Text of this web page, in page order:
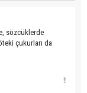
sözcüklerde
çukurları da